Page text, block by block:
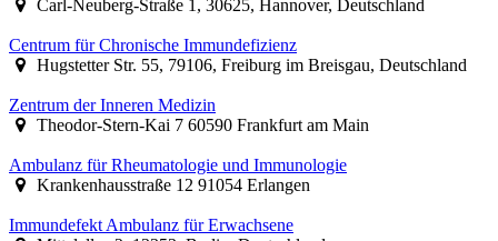
Carl-Neuberg-Straße 1, 30625, Hannover, Deutschland
Centrum für Chronische Immundefizienz
Hugstetter Str. 55, 79106, Freiburg im Breisgau, Deutschland
Zentrum der Inneren Medizin
Theodor-Stern-Kai 7 60590 Frankfurt am Main
Ambulanz für Rheumatologie und Immunologie
Krankenhausstraße 12 91054 Erlangen
Immundefekt Ambulanz für Erwachsene